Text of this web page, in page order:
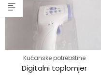
Kućanske potrebštine
Digitalni toplomjer